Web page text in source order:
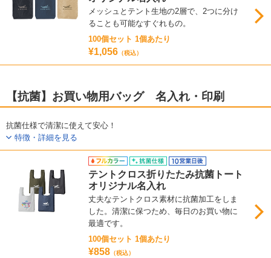
メッシュとテント生地の2層で、2つに分け
ることも可能なすぐれもの。
100個セット 1個あたり
¥1,056 （税込）
【抗菌】お買い物用バッグ 名入れ・印刷
抗菌仕様で清潔に使えて安心！
特徴・詳細を見る
テントクロス折りたたみ抗菌トート
オリジナル名入れ
丈夫なテントクロス素材に抗菌加工をしま
した。清潔に保つため、毎日のお買い物に
最適です。
100個セット 1個あたり
¥858 （税込）